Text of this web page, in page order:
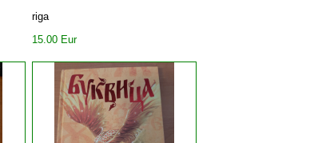
riga
15.00 Eur